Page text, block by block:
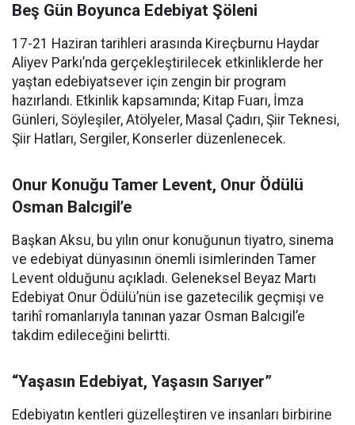
Beş Gün Boyunca Edebiyat Şöleni
17-21 Haziran tarihleri arasında Kireçburnu Haydar
Aliyev Parkı’nda gerçekleştirilecek etkinliklerde her
yaştan edebiyatsever için zengin bir program
hazırlandı. Etkinlik kapsamında; Kitap Fuarı, İmza
Günleri, Söyleşiler, Atölyeler, Masal Çadırı, Şiir Teknesi,
Şiir Hatları, Sergiler, Konserler düzenlenecek.
Onur Konuğu Tamer Levent, Onur Ödülü
Osman Balcıgil’e
Başkan Aksu, bu yılın onur konuğunun tiyatro, sinema
ve edebiyat dünyasının önemli isimlerinden Tamer
Levent olduğunu açıkladı. Geleneksel Beyaz Martı
Edebiyat Onur Ödülü’nün ise gazetecilik geçmişi ve
tarihî romanlarıyla tanınan yazar Osman Balcıgil’e
takdim edileceğini belirtti.
“Yaşasın Edebiyat, Yaşasın Sarıyer”
Edebiyatın kentleri güzelleştiren ve insanları birbirine